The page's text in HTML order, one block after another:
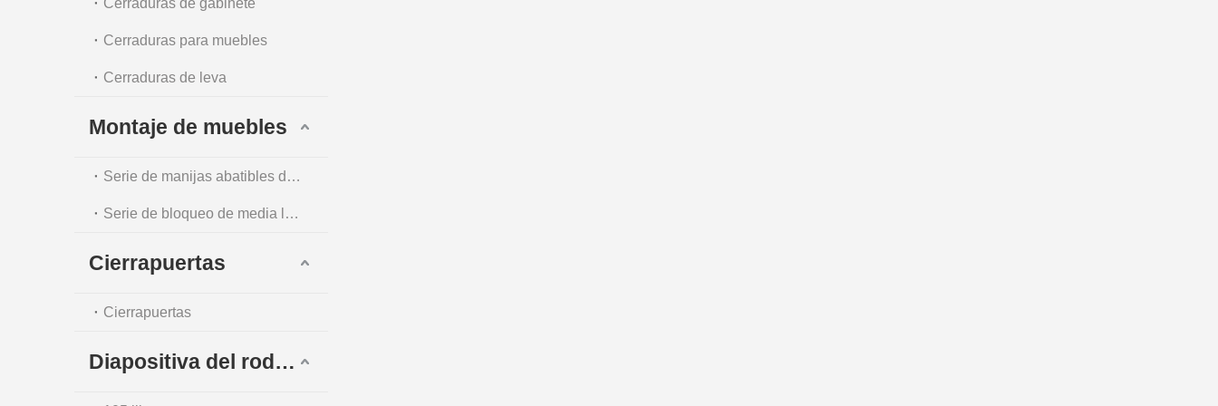
Cerraduras de gabinete
Cerraduras para muebles
Cerraduras de leva
Montaje de muebles
Serie de manijas abatibles de un solo punto
Serie de bloqueo de media luna
Cierrapuertas
Cierrapuertas
Diapositiva del rodamiento de bolas